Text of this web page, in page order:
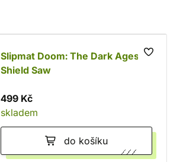
Slipmat Doom: The Dark Ages -
Shield Saw
499 Kč
skladem
do košíku